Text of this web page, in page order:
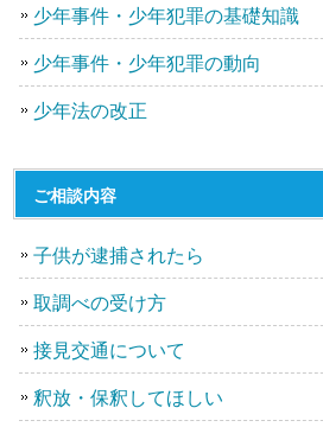
少年事件・少年犯罪の基礎知識
少年事件・少年犯罪の動向
少年法の改正
ご相談内容
子供が逮捕されたら
取調べの受け方
接見交通について
釈放・保釈してほしい